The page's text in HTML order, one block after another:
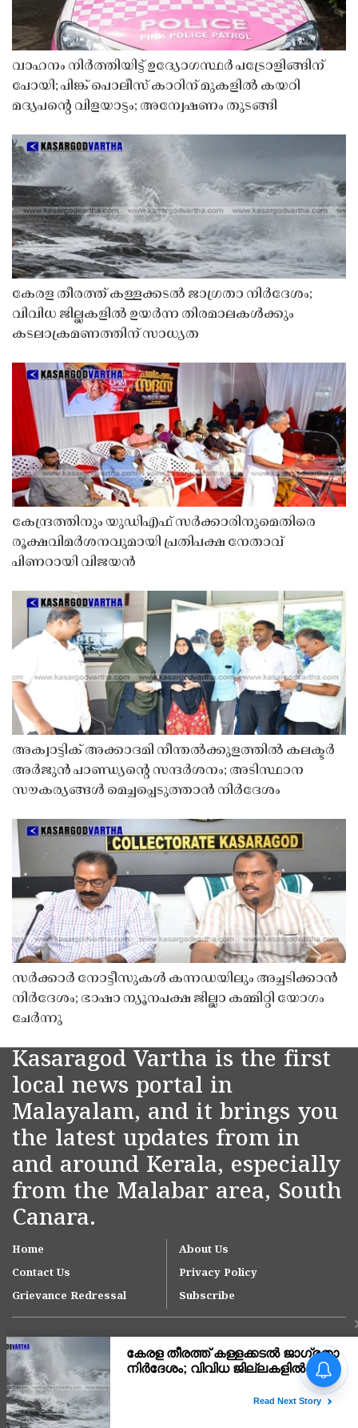
വാഹനം നിർത്തിയിട്ട് ഉദ്യോഗസ്ഥർ പട്രോളിങ്ങിന്
പോയി; പിങ്ക് പൊലീസ് കാറിന് മുകളിൽ കയറി
മദ്യപൻ്റെ വിളയാട്ടം; അന്വേഷണം തുടങ്ങി
കേരള തീരത്ത് കള്ളക്കടൽ ജാഗ്രതാ നിർദേശം;
വിവിധ ജില്ലകളിൽ ഉയർന്ന തിരമാലകൾക്കും
കടലാക്രമണത്തിന് സാധ്യത
കേന്ദ്രത്തിനും യുഡിഎഫ് സർക്കാരിനുമെതിരെ
രൂക്ഷവിമർശനവുമായി പ്രതിപക്ഷ നേതാവ്
പിണറായി വിജയൻ
അക്വാട്ടിക് അക്കാദമി നീന്തൽക്കുളത്തിൽ കലക്ടർ
അർജുൻ പാണ്ഡ്യൻ്റെ സന്ദർശനം; അടിസ്ഥാന
സൗകര്യങ്ങൾ മെച്ചപ്പെടുത്താൻ നിർദേശം
സർക്കാർ നോട്ടീസുകൾ കന്നഡയിലും അച്ചടിക്കാൻ
നിർദേശം; ഭാഷാ ന്യൂനപക്ഷ ജില്ലാ കമ്മിറ്റി യോഗം
ചേർന്നു
Kasaragod Vartha is the first
local news portal in
Malayalam, and it brings you
the latest updates from in
and around Kerala, especially
from the Malabar area, South
Canara.
Home
About Us
Contact Us
Privacy Policy
Grievance Redressal
Subscribe
Copyright © 2007-
കേരള തീരത്ത് കള്ളക്കടൽ
ജാഗ്രതാ നിർദേശം; വിവിധ